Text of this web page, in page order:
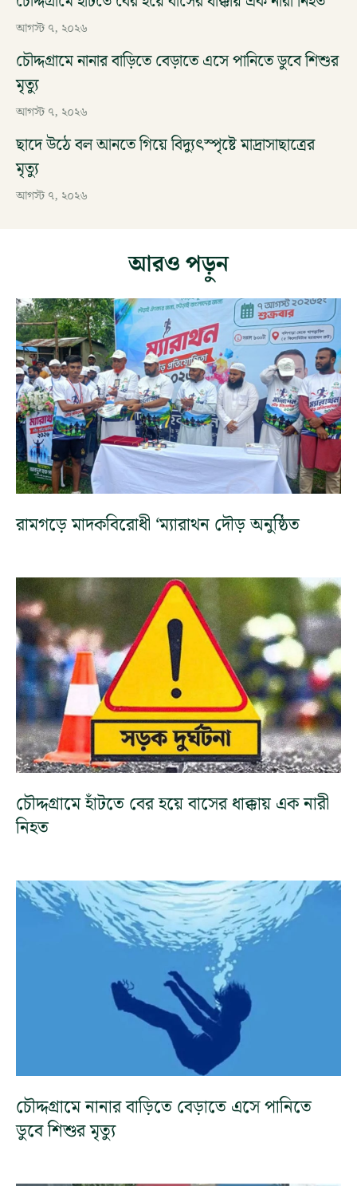
আগস্ট ৭, ২০২৬
চৌদ্দগ্রামে নানার বাড়িতে বেড়াতে এসে পানিতে ডুবে শিশুর
মৃত্যু
আগস্ট ৭, ২০২৬
ছাদে উঠে বল আনতে গিয়ে বিদ্যুৎস্পৃষ্টে মাদ্রাসাছাত্রের
মৃত্যু
আগস্ট ৭, ২০২৬
আরও পড়ুন
রামগড়ে মাদকবিরোধী ‘ম্যারাথন দৌড় অনুষ্ঠিত
চৌদ্দগ্রামে হাঁটতে বের হয়ে বাসের ধাক্কায় এক নারী
নিহত
চৌদ্দগ্রামে নানার বাড়িতে বেড়াতে এসে পানিতে
ডুবে শিশুর মৃত্যু